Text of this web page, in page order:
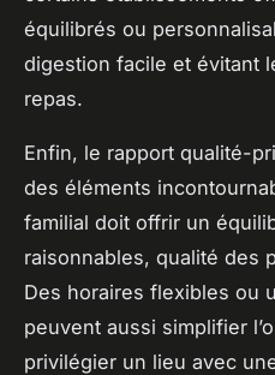
équilibrés ou
digestion facile et évitant
repas.
Enfin, le rapport qualité-
des éléments
familial doit offrir un
raisonnables, qualité des
Des horaires flexibles ou
peuvent aussi simplifier
privilégier un lieu avec